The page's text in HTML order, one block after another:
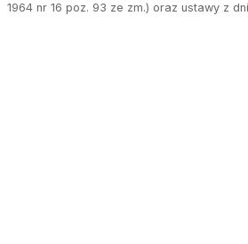
1964 nr 16 poz. 93 ze zm.) oraz ustawy z